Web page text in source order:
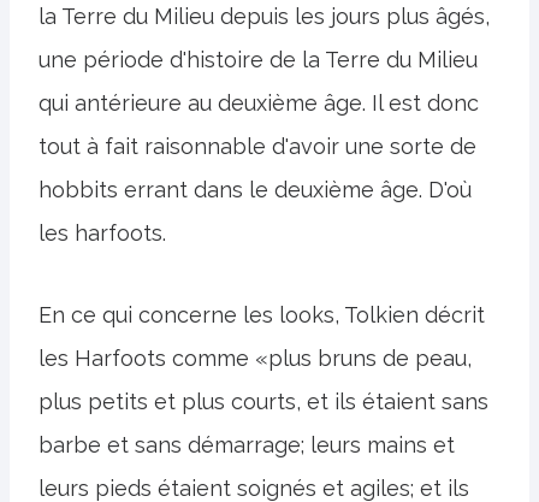
la Terre du Milieu depuis les jours plus âgés,
une période d'histoire de la Terre du Milieu
qui antérieure au deuxième âge. Il est donc
tout à fait raisonnable d'avoir une sorte de
hobbits errant dans le deuxième âge. D'où
les harfoots.
En ce qui concerne les looks, Tolkien décrit
les Harfoots comme «plus bruns de peau,
plus petits et plus courts, et ils étaient sans
barbe et sans démarrage; leurs mains et
leurs pieds étaient soignés et agiles; et ils